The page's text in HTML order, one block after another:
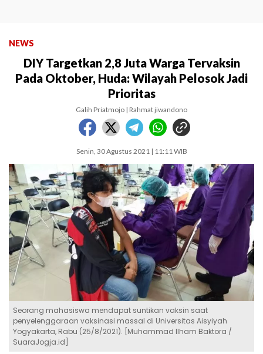
NEWS
DIY Targetkan 2,8 Juta Warga Tervaksin
Pada Oktober, Huda: Wilayah Pelosok Jadi
Prioritas
Galih Priatmojo | Rahmat jiwandono
Senin, 30 Agustus 2021 | 11:11 WIB
Seorang mahasiswa mendapat suntikan vaksin saat
penyelenggaraan vaksinasi massal di Universitas Aisyiyah
Yogyakarta, Rabu (25/8/2021). [Muhammad Ilham Baktora /
SuaraJogja.id]